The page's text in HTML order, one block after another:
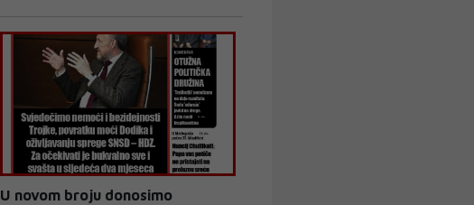
U novom broju donosimo